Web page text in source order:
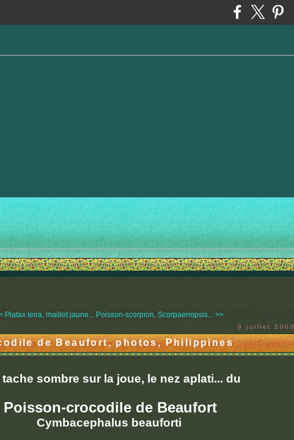
Platax teira, maillot jaune... Poisson-scorpion, Scorpaenopsis... >>
9 juillet 2008
de Beaufort, photos, Philippines
tache sombre sur la joue, le nez aplati... du
Poisson-crocodile de Beaufort
Cymbacephalus beauforti